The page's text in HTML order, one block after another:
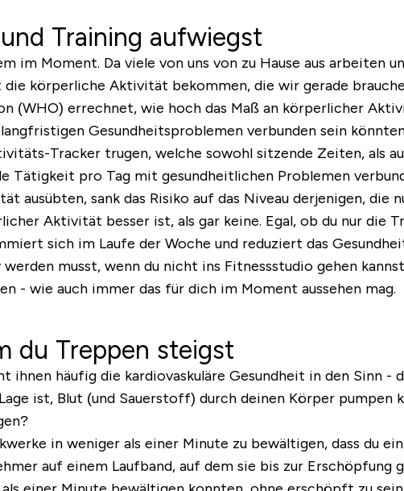
Training aufwiegst
im Moment. Da viele von uns von zu Hause aus arbeiten
körperliche Aktivität bekommen, die wir gerade
(WHO) errechnet, wie hoch das Maß an körperlicher
Gesundheitsproblemen verbunden sein könnten
Tracker trugen, welche sowohl sitzende Zeiten, als
Tätigkeit pro Tag mit gesundheitlichen Problemen
ausübten, sank das Risiko auf das Niveau derjenigen, die
Aktivität besser ist, als gar keine. Egal, ob du nur die
sich im Laufe der Woche und reduziert das
musst, wenn du nicht ins Fitnessstudio gehen
- wie auch immer das für dich im Moment aussehen mag.
du Treppen steigst
ihnen häufig die kardiovaskuläre Gesundheit in den Sinn -
ist, Blut (und Sauerstoff) durch deinen Körper pumpen
in weniger als einer Minute zu bewältigen, dass du
auf einem Laufband, auf dem sie bis zur Erschöpfung